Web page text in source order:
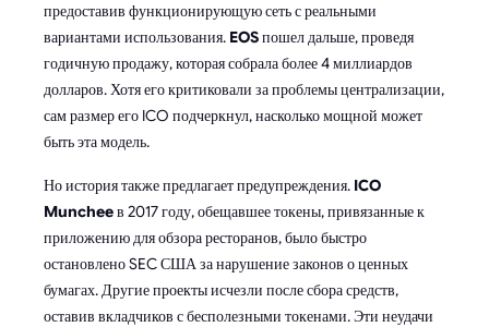
предоставив функционирующую сеть с реальными
вариантами использования. EOSпошел дальше, проведя
годичную продажу, которая собрала более 4 миллиардов
долларов. Хотя его критиковали за проблемы централизации,
сам размер его ICO подчеркнул, насколько мощной может
быть эта модель.
Но история также предлагает предупреждения. ICO
Muncheeв 2017 году, обещавшее токены, привязанные к
приложению для обзора ресторанов, было быстро
остановлено SEC США за нарушение законов о ценных
бумагах. Другие проекты исчезли после сбора средств,
оставив вкладчиков с бесполезными токенами. Эти неудачи